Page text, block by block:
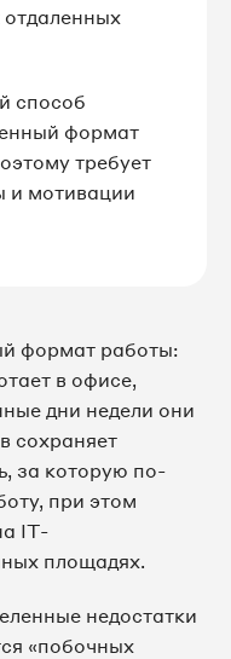
способ
формат
требует
и мотивации
формат работы:
в офисе,
дни недели они
сохраняет
за которую по-
при этом
IT-
площадях.
недостатки
«побочных